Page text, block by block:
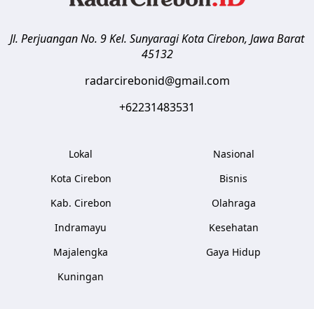
Jl. Perjuangan No. 9 Kel. SunyaragiKota Cirebon, Jawa Barat
45132
radarcirebonid@gmail.com
+62231483531
Lokal
Kota Cirebon
Kab. Cirebon
Indramayu
Majalengka
Kuningan
Nasional
Bisnis
Olahraga
Kesehatan
Gaya Hidup